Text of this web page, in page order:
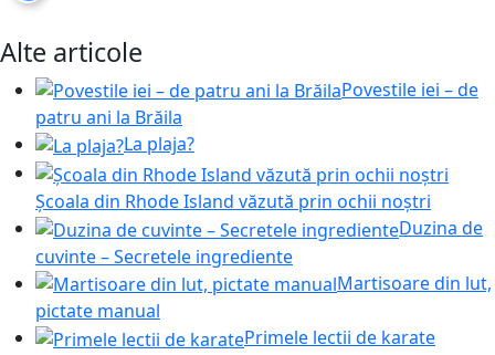
Alte articole
Povestile iei – de
patru ani la Brăila
La plaja?
Școala din Rhode Island văzută prin ochii noștri
Duzina de
cuvinte – Secretele ingrediente
Martisoare din lut,
pictate manual
Primele lectii de karate